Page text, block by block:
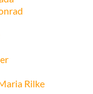
Rilke